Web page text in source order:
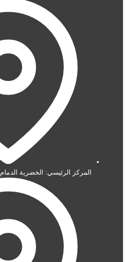
المركز الرئيسي: الخضرية الدمام 32435، السعودية